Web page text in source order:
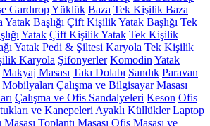
GardıropYüklük Baza Tek Kişilik Baza
Yatak Başlığı Çift Kişilik Yatak Başlığı Tek
Yatak Çift Kişilik Yatak Tek Kişilik
Yatak Pedi & Şiltesi Karyola Tek Kişilik
Karyola Şifonyerler Komodin Yatak
Makyaj Masası Takı Dolabı Sandık Paravan
Çalışma ve Bilgisayar Masası
Çalışma ve Ofis Sandalyeleri Keson Ofis
ve Kanepeleri Ayaklı Küllükler Laptop
Toplantı Masası Ofis Masası ve